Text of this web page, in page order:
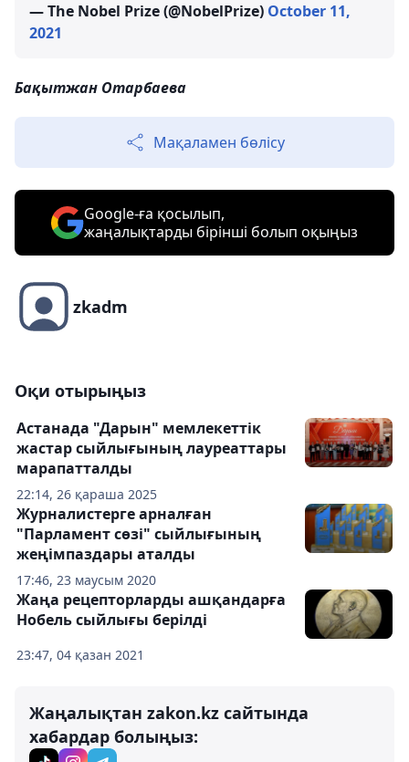
— The Nobel Prize (@NobelPrize) October 11,
2021
Бақытжан Отарбаева
Мақаламен бөлісу
Google-ға қосылып,
жаңалықтарды бірінші болып оқыңыз
zkadm
Оқи отырыңыз
22:14, 26 қараша 2025
Астанада "Дарын" мемлекеттік
жастар сыйлығының лауреаттары
марапатталды
17:46, 23 маусым 2020
Журналистерге арналған
"Парламент сөзі" сыйлығының
жеңімпаздары аталды
23:47, 04 қазан 2021
Жаңа рецепторларды ашқандарға
Нобель сыйлығы берілді
Жаңалықтан zakon.kz сайтында
хабардар болыңыз: